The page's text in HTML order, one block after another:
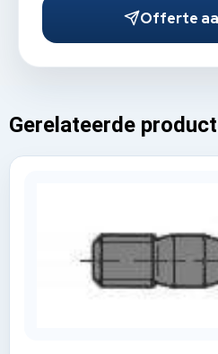
Offerte
Gerelateerde